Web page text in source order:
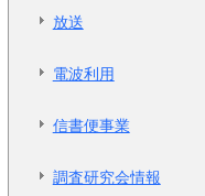
放送
電波利用
信書便事業
調査研究会情報